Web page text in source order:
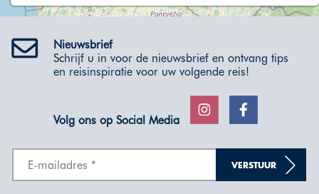
Nieuwsbrief
Schrijf u in voor de nieuwsbrief en ontvang tips
en reisinspiratie voor uw volgende reis!
Volg ons op Social Media
VERSTUUR